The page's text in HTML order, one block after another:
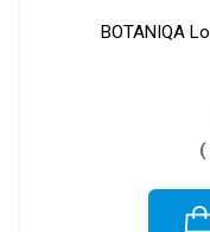
BOTANIQA
(